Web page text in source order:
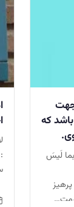
جهت
كه
لَيسَ